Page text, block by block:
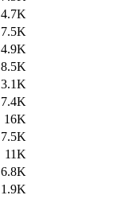
4.7K
7.5K
4.9K
8.5K
3.1K
7.4K
16K
7.5K
11K
6.8K
1.9K